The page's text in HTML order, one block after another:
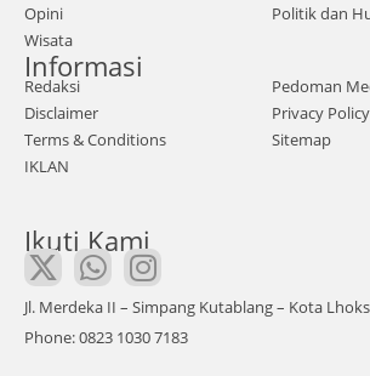
an
Rese
rse
Krim
inal
(Satr
im)
Polr
es
Nag
Opini
Politik dan
Wisata
Informasi
Redaksi
Pedoman
Disclaimer
Privacy Policy
Terms & Conditions
Sitemap
IKLAN
Ikuti Kami
Jl. Merdeka II – Simpang Kutablang – Kota
Phone: 0823 1030 7183